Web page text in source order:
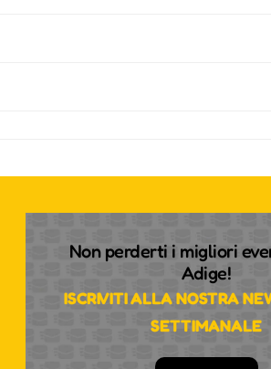
Non perderti i migliori
Adige!
ISCRIVITI ALLA NOSTRA
SETTIMANALE